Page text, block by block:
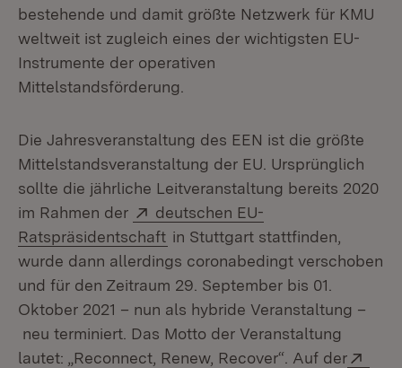
bestehende und damit größte Netzwerk für KMU
weltweit ist zugleich eines der wichtigsten EU-
Instrumente der operativen
Mittelstandsförderung.
Die Jahresveranstaltung des EEN ist die größte
Mittelstandsveranstaltung der EU. Ursprünglich
sollte die jährliche Leitveranstaltung bereits 2020
im Rahmen der
Extern:
deutschen EU-
Ratspräsidentschaft (Öffnet in neuem Fenster)
in Stuttgart stattfinden,
wurde dann allerdings coronabedingt verschoben
und für den Zeitraum 29. September bis 01.
Oktober 2021 – nun als hybride Veranstaltung –
neu terminiert. Das Motto der Veranstaltung
lautet: „Reconnect, Renew, Recover“. Auf der